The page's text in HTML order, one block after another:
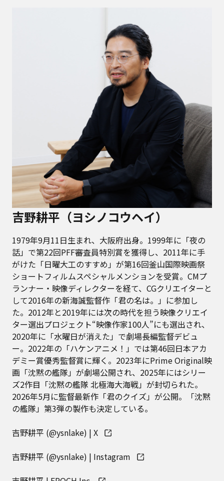
吉野耕平（ヨシノコウヘイ）
1979年9月11日生まれ、大阪府出身。1999年に「夜の
話」で第22回PFF審査員特別賞を獲得し、2011年に手
がけた「日曜大工のすすめ」が第16回釜山国際映画祭
ショートフィルムスペシャルメンションを受賞。CMプ
ランナー・映像ディレクターを経て、CGクリエイターと
して2016年の新海誠監督作「君の名は。」に参加し
た。2012年と2019年には次の時代を担う映像クリエイ
ター選出プロジェクト“映像作家100人”にも選出され、
2020年に「水曜日が消えた」で劇場長編監督デビュ
ー。2022年の「ハケンアニメ！」では第46回日本アカ
デミー賞優秀監督賞に輝く。2023年にPrime Original映
画「沈黙の艦隊」が劇場公開され、2025年にはシリー
ズ2作目「沈黙の艦隊 北極海大海戦」が封切られた。
2026年5月に監督最新作「君のクイズ」が公開。「沈黙
の艦隊」第3弾の製作も決定している。
吉野耕平 (@ysnlake) | X
吉野耕平 (@ysnlake) | Instagram